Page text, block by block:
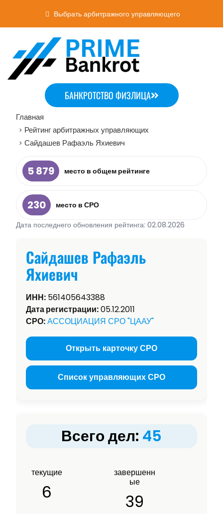
Выбрать арбитражного управляющего
БАНКРОТСТВО ФИЗЛИЦА
Главная
> Рейтинг арбитражных управляющих
> Сайдашев Рафаэль Яхиевич
5 879 место в общем рейтинге
230
место в СРО
Дата последнего обновления рейтинга: 02.08.2026
Сайдашев Рафаэль
Яхиевич
ИНН: 561405643388
Дата регистрации:05.12.2011
СРО:АССОЦИАЦИЯ СРО "ЦААУ"
Открыть карточку СРО
Список управляющих СРО
Всего дел: 45
текущие
6
завершенн
ые
39